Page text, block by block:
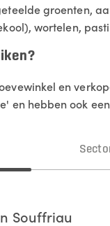
groenten,
wortelen,
en
en hebben ook
Souffriau